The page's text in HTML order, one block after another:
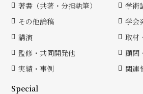
著書（共著・分担執筆）
学術
その他論稿
学会
講演
取材
監修・共同開発他
顧問
実績・事例
関連
Special